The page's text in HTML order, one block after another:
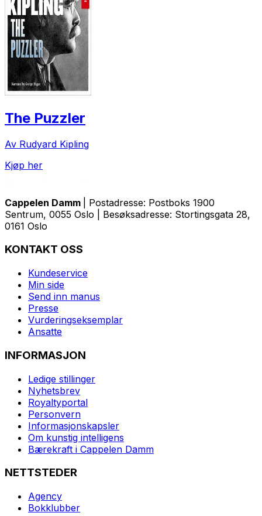
The Puzzler
Av Rudyard Kipling
Kjøp her
Cappelen Damm
| Postadresse: Postboks 1900
Sentrum, 0055 Oslo | Besøksadresse: Stortingsgata 28,
0161 Oslo
KONTAKT OSS
Kundeservice
Min side
Send inn manus
Presse
Vurderingseksemplar
Ansatte
INFORMASJON
Ledige stillinger
Nyhetsbrev
Royaltyportal
Personvern
Informasjonskapsler
Om kunstig intelligens
Bærekraft i Cappelen Damm
NETTSTEDER
Agency
Bokklubber